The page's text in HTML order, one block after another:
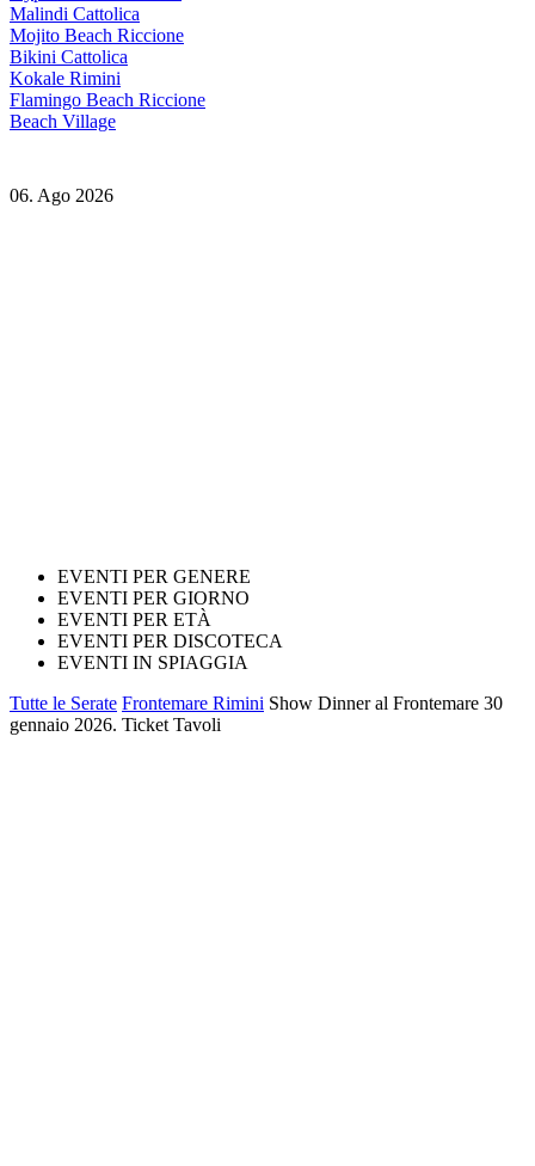
Malindi Cattolica
Mojito Beach Riccione
Bikini Cattolica
Kokale Rimini
Flamingo Beach Riccione
Beach Village
06. Ago 2026
EVENTI PER GENERE
EVENTI PER GIORNO
EVENTI PER ETÀ
EVENTI PER DISCOTECA
EVENTI IN SPIAGGIA
Tutte le Serate Frontemare Rimini Show Dinner al Frontemare 30
gennaio 2026. Ticket Tavoli